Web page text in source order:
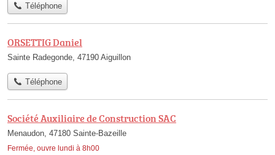
Téléphone
ORSETTIG Daniel
Sainte Radegonde, 47190 Aiguillon
Téléphone
Société Auxiliaire de Construction SAC
Menaudon, 47180 Sainte-Bazeille
Fermée, ouvre lundi à 8h00